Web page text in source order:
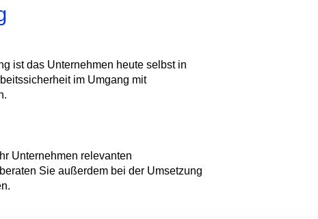
ist das Unternehmen heute selbst in
im Umgang mit
Unternehmen relevanten
Sie außerdem bei der Umsetzung